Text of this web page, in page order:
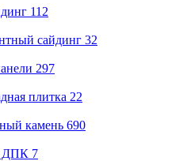
112
сайдинг 32
297
плитка 22
камень 690
ДПК 7